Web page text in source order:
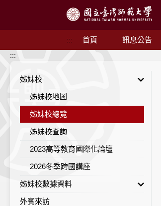
::: 首頁 訊息公告
:::
姊妹校
姊妹校地圖
姊妹校總覽
姊妹校查詢
2023高等教育國際化論壇
2026冬季跨國講座
姊妹校數據資料
姊妹校統計一覽
外賓來訪